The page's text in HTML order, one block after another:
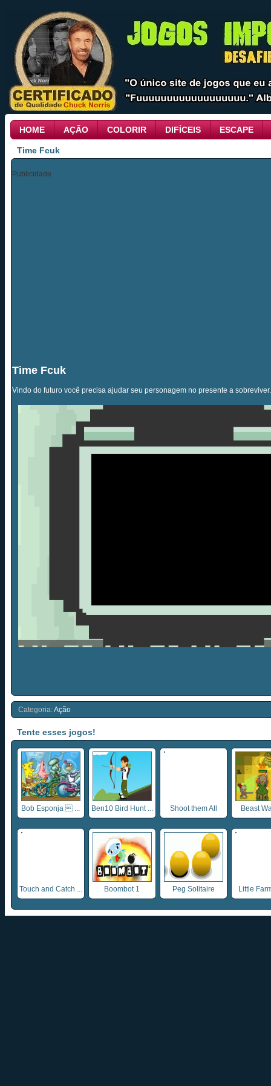
HOME AÇÃO COLORIR DIFÍCEIS ESCAPE
Time Fcuk
Publicidade
Time Fcuk
Vindo do futuro você precisa ajudar seu personagem no presente a sobreviver.
Categoria:Ação
Tente esses jogos!
Bob Esponja  ... Ben10 Bird Hunt ... Shoot them All Beast
Touch and Catch ... Boombot 1 Peg Solitaire Little